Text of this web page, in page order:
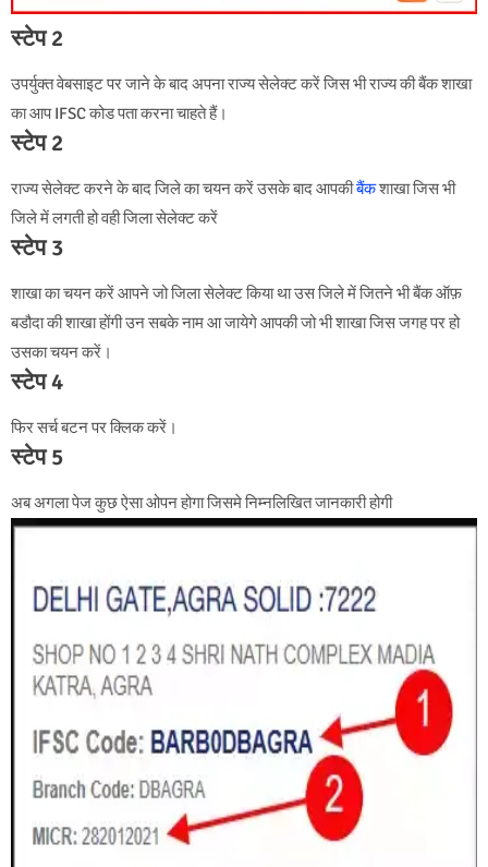
स्टेप 2
उपर्युक्त वेबसाइट पर जाने के बाद अपना राज्य सेलेक्ट करें जिस भी राज्य की बैंक शाखा
का आप IFSC कोड पता करना चाहते हैं।
स्टेप 2
राज्य सेलेक्ट करने के बाद जिले का चयन करें उसके बाद आपकीबैंकशाखा जिस भी
जिले में लगती हो वही जिला सेलेक्ट करें
स्टेप 3
शाखा का चयन करें आपने जो जिला सेलेक्ट किया था उस जिले में जितने भी बैंक ऑफ़
बडौदा की शाखा होंगी उन सबके नाम आ जायेगे आपकी जो भी शाखा जिस जगह पर हो
उसका चयन करें।
स्टेप 4
फिर सर्च बटन पर क्लिक करें।
स्टेप 5
अब अगला पेज कुछ ऐसा ओपन होगा जिसमे निम्नलिखित जानकारी होगी